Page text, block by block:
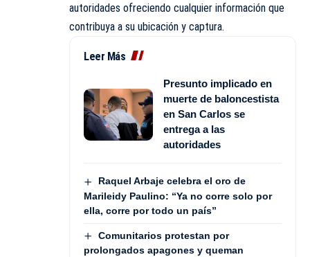
autoridades ofreciendo cualquier información que
contribuya a su ubicación y captura.
Leer Más
Presunto implicado en
muerte de baloncestista
en San Carlos se
entrega a las
autoridades
Raquel Arbaje celebra el oro de
Marileidy Paulino: “Ya no corre solo por
ella, corre por todo un país”
Comunitarios protestan por
prolongados apagones y queman